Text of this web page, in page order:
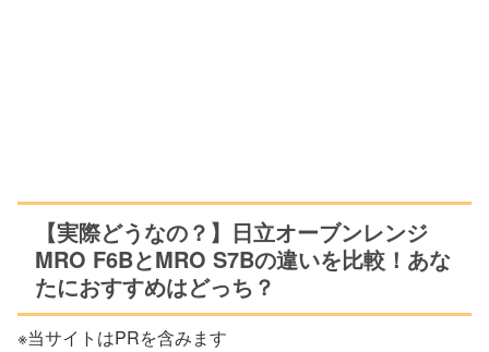
【実際どうなの？】日立オーブンレンジ
MRO F6BとMRO S7Bの違いを比較！あな
たにおすすめはどっち？
※当サイトはPRを含みます